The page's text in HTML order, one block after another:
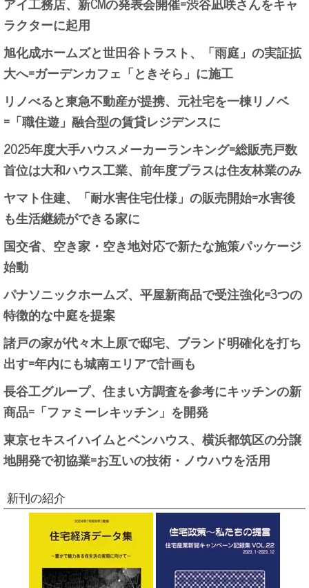
ラクターに起用
旭化成ホームズと世田谷トラスト、「雨庭」の実証拡
大へ=ガーデンカフェ「ときそら」に施工
リノべると東急不動産が提携、元社宅を一棟リノベ
=「職住遊」融合型の賃貸レジデンスに
2025年度大手ハウスメーカーランキング=総販売戸数
首位は大和ハウス工業、前年度プラスは住友林業のみ
ヤマト住建、「耐水害住宅仕様」の販売開始=水害後
も生活継続ができる家に
国交省、空き家・空き地対応で新たな施策パッケージ
始動
パナソニックホームズ、平屋新商品で受注強化=3つの
特徴的な中庭を提案
諸戸の家が代々木上原で邸宅、ブランド明確化を打ち
出す=年内にも城南エリアで計画も
長谷工グループ、住まい方調査を参考にキッチンの新
商品=「ファミーレキッチン」を開発
東京セキスイハイムとベンハウス、横浜都筑区の分譲
地開発で初協業=お互いの技術・ノウハウを活用
新刊の紹介